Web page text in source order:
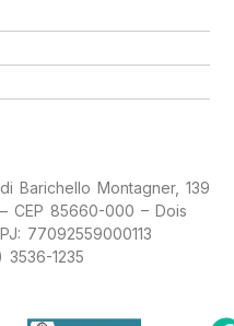
Barichello Montagner, 139
CEP 85660-000 – Dois
77092559000113
1235